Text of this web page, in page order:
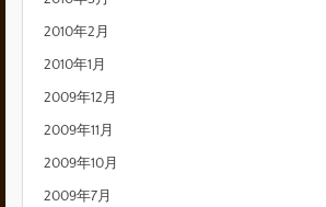
2010年2月
2010年1月
2009年12月
2009年11月
2009年10月
2009年7月